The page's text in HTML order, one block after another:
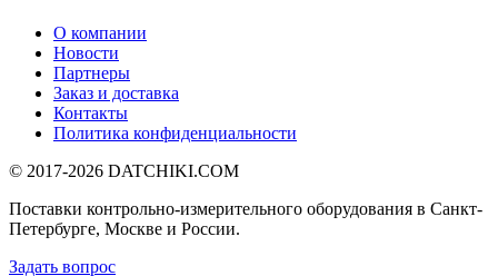
О компании
Новости
Партнеры
Заказ и доставка
Контакты
Политика конфиденциальности
© 2017-2026 DATCHIKI.COM
Поставки контрольно-измерительного оборудования в Санкт-
Петербурге, Москве и России.
Задать вопрос